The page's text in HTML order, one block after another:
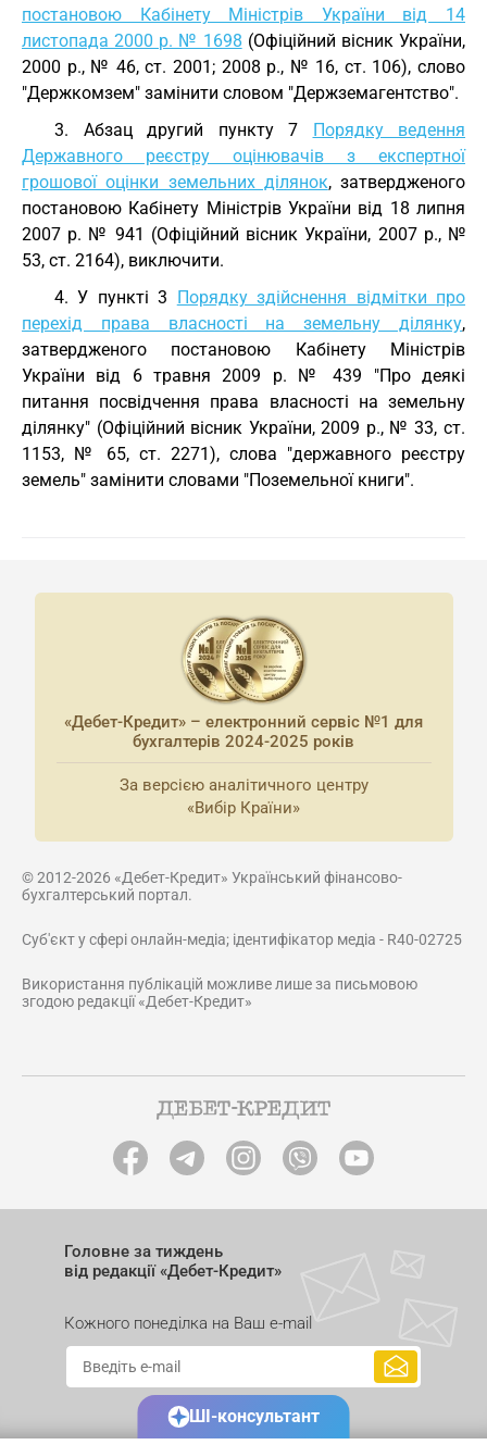
постановою Кабінету Міністрів України від 14
листопада 2000 р. № 1698 (Офіційний вісник України,
2000 р., № 46, ст. 2001; 2008 р., № 16, ст. 106), слово
"Держкомзем" замінити словом "Держземагентство".
3. Абзац другий пункту 7 Порядку ведення
Державного реєстру оцінювачів з експертної
грошової оцінки земельних ділянок, затвердженого
постановою Кабінету Міністрів України від 18 липня
2007 р. № 941 (Офіційний вісник України, 2007 р., №
53, ст. 2164), виключити.
4. У пункті 3 Порядку здійснення відмітки про
перехід права власності на земельну ділянку,
затвердженого постановою Кабінету Міністрів
України від 6 травня 2009 р. № 439 "Про деякі
питання посвідчення права власності на земельну
ділянку" (Офіційний вісник України, 2009 р., № 33, ст.
1153, № 65, ст. 2271), слова "державного реєстру
земель" замінити словами "Поземельної книги".
«Дебет-Кредит» – електронний сервіс №1 для
бухгалтерів 2024-2025 років
За версією аналітичного центру
«Вибір Країни»
© 2012-2026 «Дебет-Кредит» Український фінансово-
бухгалтерський портал.
Суб'єкт у сфері онлайн-медіа; ідентифікатор медіа - R40-02725
Використання публікацій можливе лише за письмовою
згодою редакції «Дебет-Кредит»
Головне за тиждень
від редакції «Дебет-Кредит»
Кожного понеділка на Ваш e-mail
ШІ-консультант